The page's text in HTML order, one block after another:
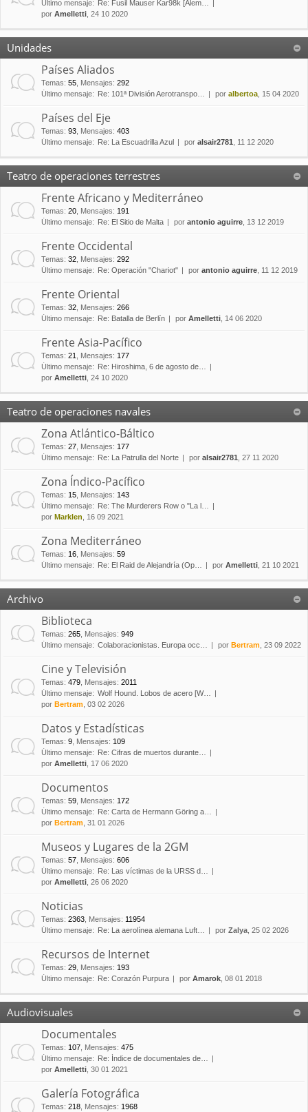
Último mensaje:
Re: Fusil Mauser Kar98k [Alem…
por Amelletti , 24 10 2020
Unidades
Países Aliados
Temas: 55 Mensajes: 292
Último mensaje:
Re: 101ª División Aerotranspo… por albertoa , 15 04 2020
Países del Eje
Temas: 93 Mensajes: 403
Último mensaje:
Re: La Escuadrilla Azul por alsair2781 , 11 12 2020
Teatro de operaciones terrestres
Frente Africano y Mediterráneo
Temas: 20 Mensajes: 191
Último mensaje:
Re: El Sitio de Malta por antonio aguirre , 13 12 2019
Frente Occidental
Temas: 32 Mensajes: 292
Último mensaje:
Re: Operación "Chariot" por antonio aguirre , 11 12 2019
Frente Oriental
Temas: 32 Mensajes: 266
Último mensaje:
Re: Batalla de Berlín por Amelletti , 14 06 2020
Frente Asia-Pacífico
Temas: 21 Mensajes: 177
Último mensaje:
Re: Hiroshima, 6 de agosto de…
por Amelletti , 24 10 2020
Teatro de operaciones navales
Zona Atlántico-Báltico
Temas: 27 Mensajes: 177
Último mensaje:
Re: La Patrulla del Norte por alsair2781 , 27 11 2020
Zona Índico-Pacífico
Temas: 15 Mensajes: 143
Último mensaje:
Re: The Murderers Row o "La l…
por Marklen , 16 09 2021
Zona Mediterráneo
Temas: 16 Mensajes: 59
Último mensaje:
Re: El Raid de Alejandría (Op… por Amelletti , 21 10 2021
Archivo
Biblioteca
Temas: 265 Mensajes: 949
Último mensaje: Colaboracionistas. Europa occ… por Bertram , 23 09 2022
Cine y Televisión
Temas: 479 Mensajes: 2011
Último mensaje: Wolf Hound. Lobos de acero [W…
por Bertram , 03 02 2026
Datos y Estadísticas
Temas: 9 Mensajes: 109
Último mensaje:
Re: Cifras de muertos durante…
por Amelletti , 17 06 2020
Documentos
Temas: 59 Mensajes: 172
Último mensaje:
Re: Carta de Hermann Göring a…
por Bertram , 31 01 2026
Museos y Lugares de la 2GM
Temas: 57 Mensajes: 606
Último mensaje:
Re: Las víctimas de la URSS d…
por Amelletti , 26 06 2020
Noticias
Temas: 2363 Mensajes: 11954
Último mensaje:
Re: La aerolínea alemana Luft… por Zalya , 25 02 2026
Recursos de Internet
Temas: 29 Mensajes: 193
Último mensaje:
Re: Corazón Purpura por Amarok , 08 01 2018
Audiovisuales
Documentales
Temas: 107 Mensajes: 475
Último mensaje:
Re: Índice de documentales de…
por Amelletti , 30 01 2021
Galería Fotográfica
Temas: 218 Mensajes: 1968